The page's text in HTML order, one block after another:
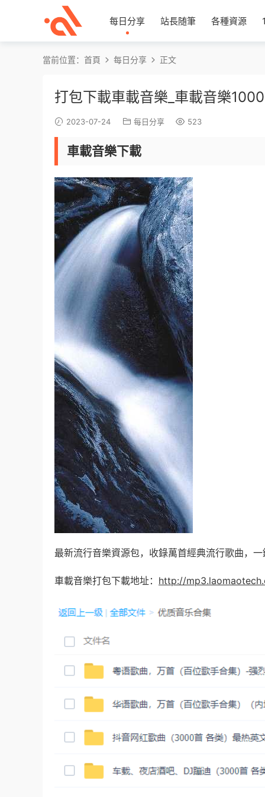
每日分享 站長随筆 各種資源
當前位置： 首頁 每日分享 正文
打包下載車載音樂_車載音樂
2023-07-24 每日分享 523
車載音樂下載
最新流行音樂資源包，收錄萬首經典流行歌曲，
車載音樂打包下載地址： http://